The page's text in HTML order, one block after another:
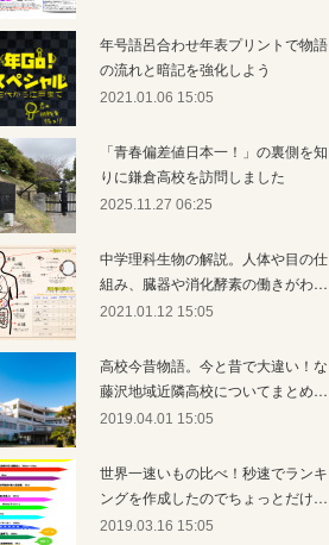
年号語呂合わせ年表プリントで物語
の流れと暗記を強化しよう
2021.01.06 15:05
「青春偏差値日本一！」の裏側を知
りに鎌倉高校を訪問しました
2025.11.27 06:25
中学理科生物の解説。人体や目の仕
組み、臓器や消化酵素の働きがわ…
2021.01.12 15:05
高校今昔物語。今と昔で大違い！な
藤沢地域近隣高校についてまとめ…
2019.04.01 15:05
世界一速いもの比べ！秒速でランキ
ングを作成したのでちょっとだけ…
2019.03.16 15:05